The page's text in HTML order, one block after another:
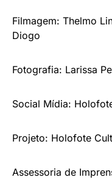
Filmagem: Thelmo
Diogo
Fotografia: Larissa
Social Mídia:
Projeto: Holofote
Assessoria de